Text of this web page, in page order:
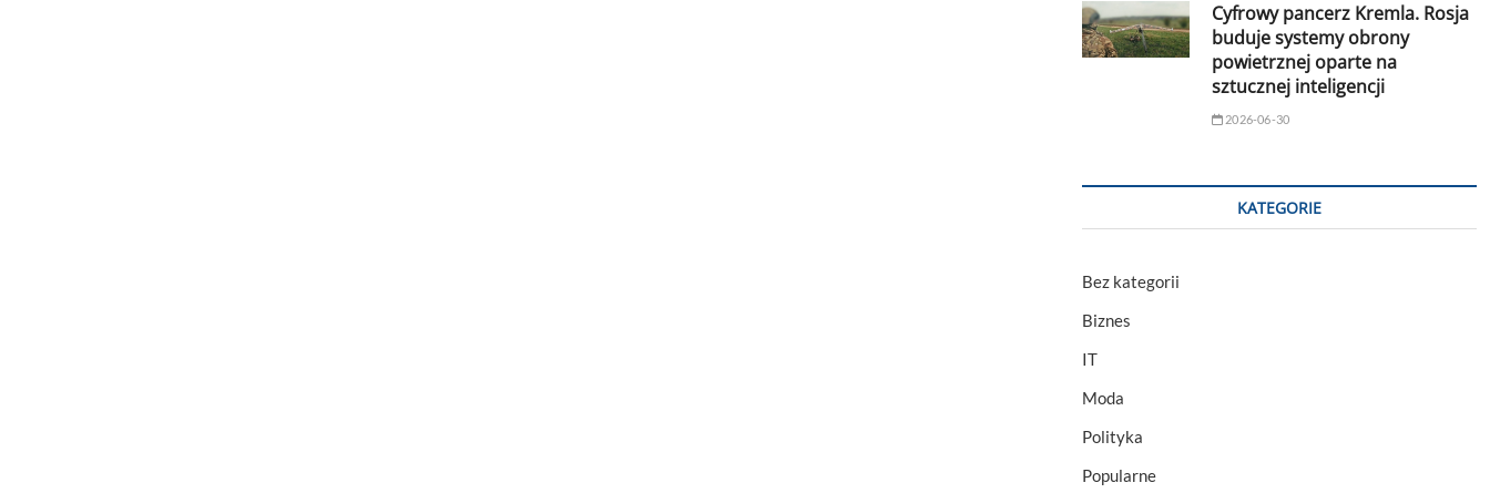
Cyfrowy pancerz Kremla. Rosja
buduje systemy obrony
powietrznej oparte na
sztucznej inteligencji
2026-06-30
KATEGORIE
Bez kategorii
Biznes
IT
Moda
Polityka
Popularne